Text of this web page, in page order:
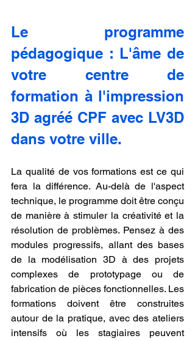
Le programme
pédagogique : L'âme de
votre centre de
formation à l'impression
3D agréé CPF avec LV3D
dans votre ville.
La qualité de vos formations est ce qui
fera la différence. Au-delà de l'aspect
technique, le programme doit être conçu
de manière à stimuler la créativité et la
résolution de problèmes. Pensez à des
modules progressifs, allant des bases
de la modélisation 3D à des projets
complexes de prototypage ou de
fabrication de pièces fonctionnelles. Les
formations doivent être construites
autour de la pratique, avec des ateliers
intensifs où les stagiaires peuvent